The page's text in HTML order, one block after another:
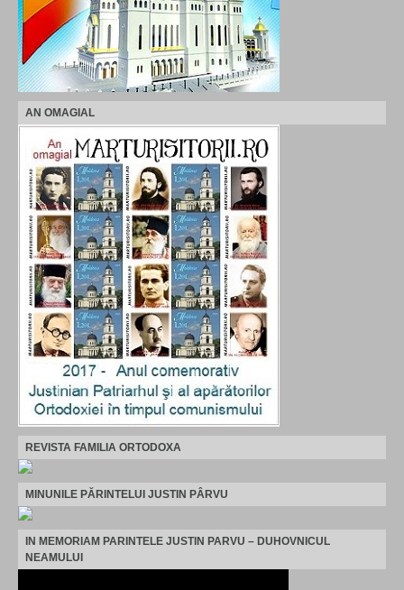
AN OMAGIAL
REVISTA FAMILIA ORTODOXA
MINUNILE PĂRINTELUI JUSTIN PÂRVU
IN MEMORIAM PARINTELE JUSTIN PARVU – DUHOVNICUL
NEAMULUI